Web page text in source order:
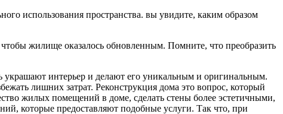
использования пространства. вы увидите, каким образом
жилище оказалось обновленным. Помните, что преобразить
украшают интерьер и делают его уникальным и оригинальным.
лишних затрат. Реконструкция дома это вопрос, который
жилых помещений в доме, сделать стены более эстетичными,
которые предоставляют подобные услуги. Так что, при